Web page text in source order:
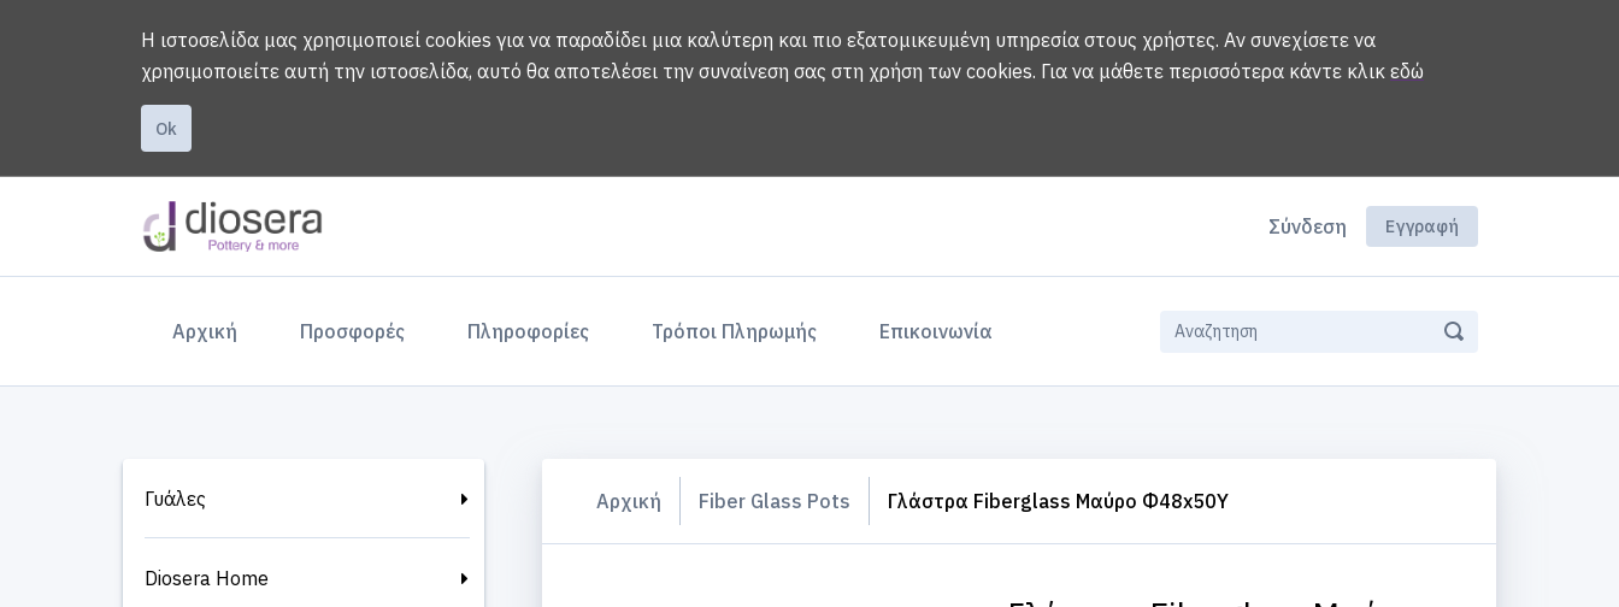
Η ιστοσελίδα μας χρησιμοποιεί cookies για να παραδίδει μια καλύτερη και πιο εξατομικευμένη υπηρεσία στους χρήστες. Αν συνεχίσετε να
χρησιμοποιείτε αυτή την ιστοσελίδα, αυτό θα αποτελέσει την συναίνεση σας στη χρήση των cookies. Για να μάθετε περισσότερα κάντε κλικ εδώ
Ok
Σύνδεση Εγγραφή
Αρχική (current)Προσφορές Πληροφορίες Τρόποι Πληρωμής Επικοινωνία
Γυάλες
Diosera Home
Αρχική Fiber Glass Pots Γλάστρα Fiberglass Μαύρο Φ48x50Υ